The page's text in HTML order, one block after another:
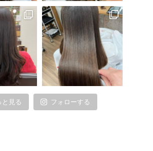
と見る フォローする